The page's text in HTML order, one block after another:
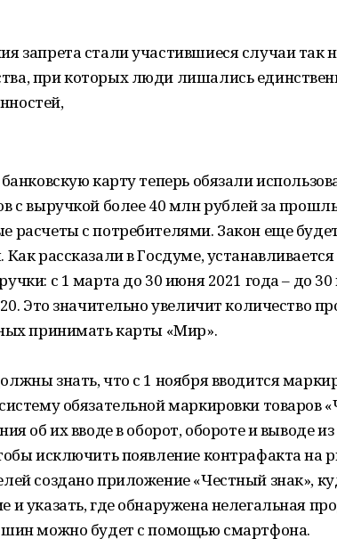
запрета стали участившиеся случаи так
при которых люди лишались
карту теперь обязали
с выручкой более 40 млн рублей за
расчеты с потребителями. Закон еще
Как рассказали в Госдуме,
с 1 марта до 30 июня 2021 года – до
Это значительно увеличит количество
принимать карты «Мир».
знать, что с 1 ноября вводится
обязательной маркировки товаров
об их вводе в оборот, обороте и выводе
исключить появление контрафакта на
создано приложение «Честный знак»,
и указать, где обнаружена нелегальная
шин можно будет с помощью смартфона.